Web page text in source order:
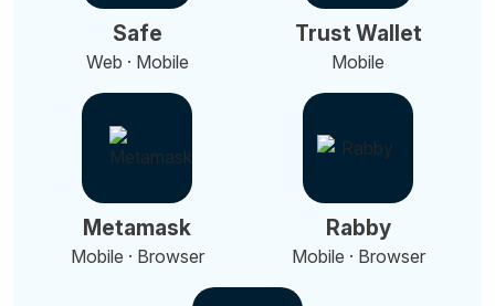
Safe
Web · Mobile
Trust Wallet
Mobile
Metamask
Mobile · Browser
Rabby
Mobile · Browser